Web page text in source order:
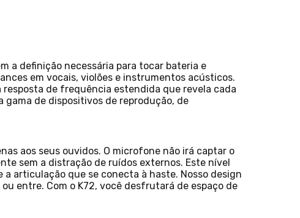
a definição necessária para tocar bateria e
em vocais, violões e instrumentos acústicos.
de frequência estendida que revela cada
gama de dispositivos de reprodução, de
aos seus ouvidos. O microfone não irá captar o
sem a distração de ruídos externos. Este nível
articulação que se conecta à haste. Nosso design
entre. Com o K72, você desfrutará de espaço de